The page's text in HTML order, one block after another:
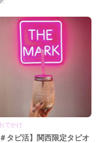
でかけ
＃タピ活】関西限定タピオ